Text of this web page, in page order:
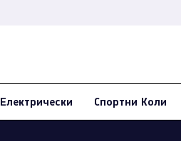
Електрически Спортни Коли